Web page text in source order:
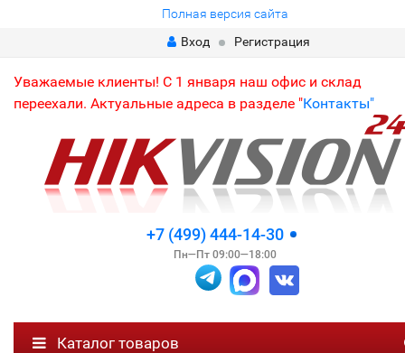
Полная версия сайта
Вход
Регистрация
Уважаемые клиенты! С 1 января наш офис и склад
переехали. Актуальные адреса в разделе "Контакты"
+7 (499) 444-14-30
Пн—Пт 09:00—18:00
Каталог товаров